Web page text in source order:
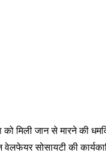
मिली जान से मारने की
सोसायटी की